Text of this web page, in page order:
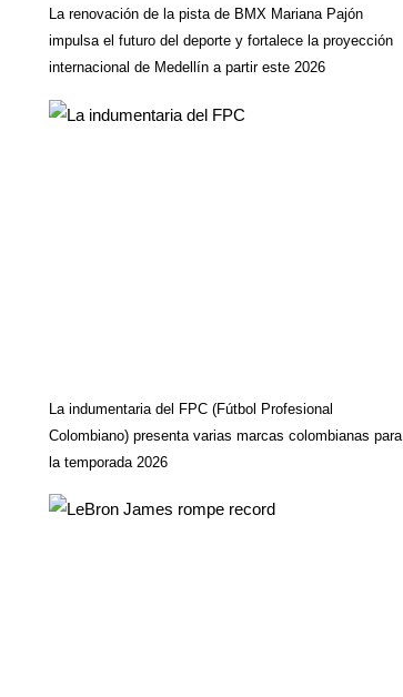
La renovación de la pista de BMX Mariana Pajón
impulsa el futuro del deporte y fortalece la proyección
internacional de Medellín a partir este 2026
La indumentaria del FPC (Fútbol Profesional
Colombiano) presenta varias marcas colombianas para
la temporada 2026